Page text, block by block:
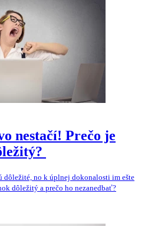
nestačí! Prečo je
dôležité, no k úplnej dokonalosti im ešte
dôležitý a prečo ho nezanedbať?